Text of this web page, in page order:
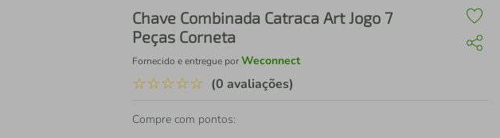
Chave Combinada Catraca Art Jogo 7
Peças Corneta
Fornecido e entregue porWeconnect
☆☆☆☆☆ (0 avaliações)
Compre com pontos: